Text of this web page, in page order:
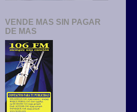
VENDE MAS SIN PAGAR
DE MAS